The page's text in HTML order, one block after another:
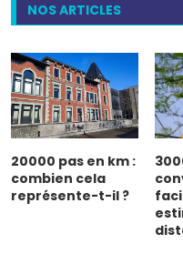
NOS ARTICLES
20000 pas en km :
combien cela
représente-t-il ?